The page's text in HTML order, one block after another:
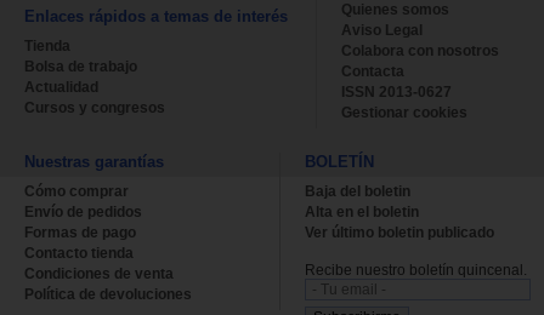
Enlaces rápidos a temas de interés
Tienda
Bolsa de trabajo
Actualidad
Cursos y congresos
Quienes somos
Aviso Legal
Colabora con nosotros
Contacta
ISSN 2013-0627
Gestionar cookies
Nuestras garantías
Cómo comprar
Envío de pedidos
Formas de pago
Contacto tienda
Condiciones de venta
Política de devoluciones
BOLETÍN
Baja del boletin
Alta en el boletin
Ver último boletin publicado
Recibe nuestro boletín quincenal.